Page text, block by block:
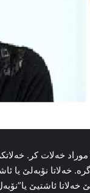
موراد خه‌لات کر.